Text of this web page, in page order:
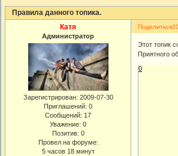
Правила данного топика.
Поделиться
Кaтя
Администратор
Зарегистрирован: 2009-07-30
Приглашений: 0
Сообщений: 17
Уважение: 0
Позитив: 0
Провел на форуме:
5 часов 18 минут
Этот топик
Приятного
0